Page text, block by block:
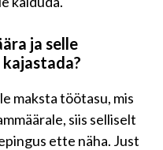
ja selle
maksta töötasu, mis
siis selliselt
ette näha. Just